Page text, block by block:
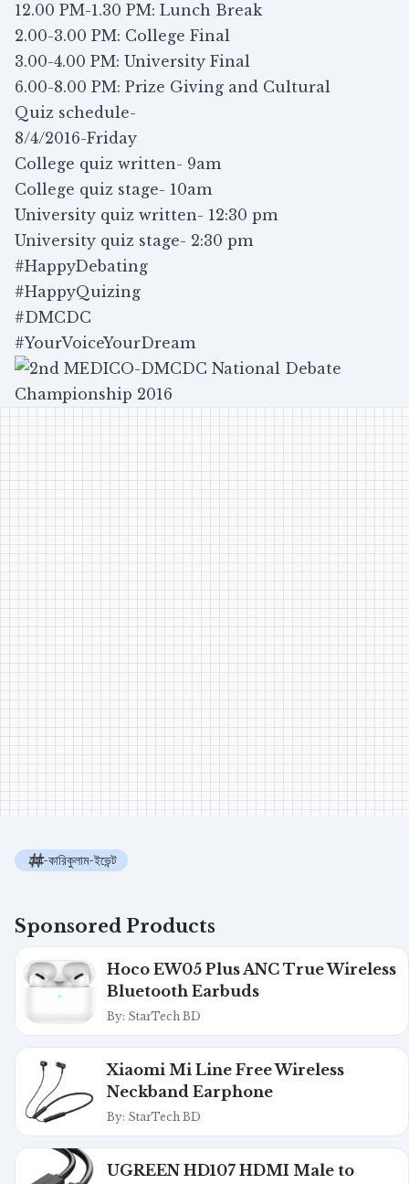
12.00 PM-1.30 PM: Lunch Break
2.00-3.00 PM: College Final
3.00-4.00 PM: University Final
6.00-8.00 PM: Prize Giving and Cultural
Quiz schedule-
8/4/2016-Friday
College quiz written- 9am
College quiz stage- 10am
University quiz written- 12:30 pm
University quiz stage- 2:30 pm
#HappyDebating
#HappyQuizing
#DMCDC
#YourVoiceYourDream
কো-কারিকুলাম-ইভেন্ট
Sponsored Products
Hoco EW05 Plus ANC True Wireless
Bluetooth Earbuds
By: StarTech BD
Xiaomi Mi Line Free Wireless
Neckband Earphone
By: StarTech BD
UGREEN HD107 HDMI Male to